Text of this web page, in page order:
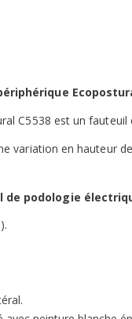
C5538 est un
variation en hauteur
podologie